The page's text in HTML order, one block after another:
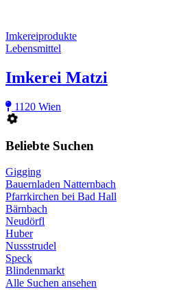
Imkereiprodukte
Lebensmittel
Imkerei Matzi
1120 Wien
Beliebte Suchen
Gigging
Bauernladen Natternbach
Pfarrkirchen bei Bad Hall
Bärnbach
Neudörfl
Huber
Nussstrudel
Speck
Blindenmarkt
Alle Suchen ansehen